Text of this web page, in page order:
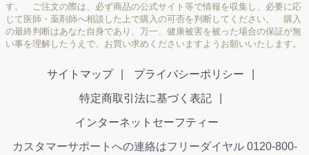
す。 ご注文の際は、必ず商品の公式サイト等で情報を収集し、必要に応
じて医師・薬剤師へ相談した上で購入の可否を判断してください。 購入
の最終判断はあなた自身であり、万一、健康被害を被った場合の保証が無
い事を理解したうえで、お買い求めくださいますようお願いいたします。
サイトマップ プライバシーポリシー
特定商取引法に基づく表記
インターネットセーフティー
カスタマーサポートへの連絡はフリーダイヤル 0120-800-